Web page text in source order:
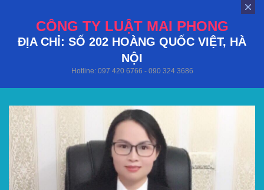
CÔNG TY LUẬT MAI PHONG
ĐỊA CHỈ: SỐ 202 HOÀNG QUỐC VIỆT, HÀ
NỘI
Hotline: 097 420 6766 - 090 324 3686